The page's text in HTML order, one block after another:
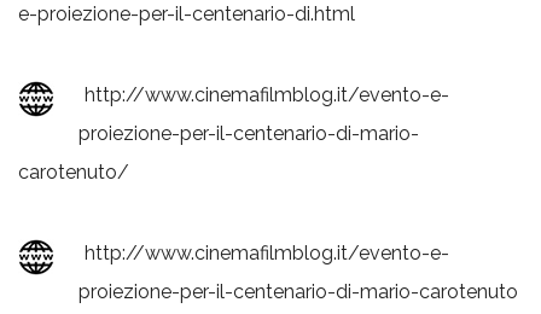
e-proiezione-per-il-centenario-di.html
http://www.cinemafilmblog.it/evento-e-
proiezione-per-il-centenario-di-mario-
carotenuto/
http://www.cinemafilmblog.it/evento-e-
proiezione-per-il-centenario-di-mario-carotenuto